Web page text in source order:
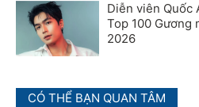
Diễn viên Quốc
Top 100 Gương
2026
CÓ THỂ BẠN QUAN TÂM